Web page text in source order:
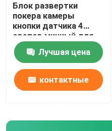
Блок развертки
покера камеры
кнопки датчика 4
светов миниый для
того чтобы
просмотреть коды
штриховой
маркировки играя
покер
Лучшая цена
контактные